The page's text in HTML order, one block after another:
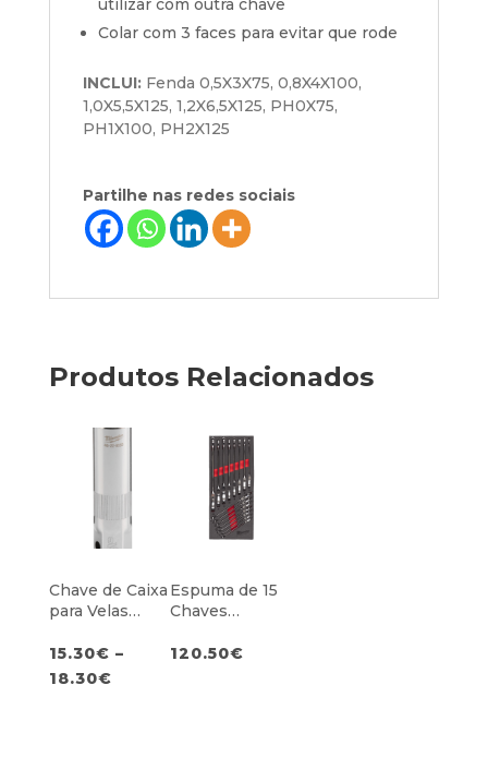
Colar com 3 faces para evitar que rode
INCLUI:Fenda 0,5X3X75, 0,8X4X100,
1,0X5,5X125, 1,2X6,5X125, PH0X75,
PH1X100, PH2X125
Partilhe nas redes sociais
Produtos Relacionados
Chave de Caixa
para Velas
medidas) –
Fixação c/ Anel
15.30€ –
18.30€
Espuma de 15
Chaves
MAXBITE
120.50€